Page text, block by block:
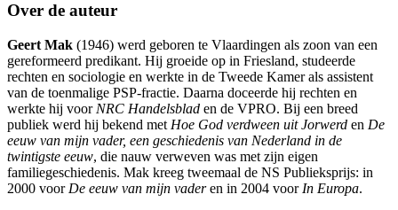
Over de auteur
Geert Mak (1946) werd geboren te Vlaardingen als zoon van een
gereformeerd predikant. Hij groeide op in Friesland, studeerde
rechten en sociologie en werkte in de Tweede Kamer als assistent
van de toenmalige PSP-fractie. Daarna doceerde hij rechten en
werkte hij voor NRC Handelsblad en de VPRO. Bij een breed
publiek werd hij bekend met Hoe God verdween uit Jorwerd en De
eeuw van mijn vader, een geschiedenis van Nederland in de
twintigste eeuw, die nauw verweven was met zijn eigen
familiegeschiedenis. Mak kreeg tweemaal de NS Publieksprijs: in
2000 voor De eeuw van mijn vaderen in 2004 voor In Europa.